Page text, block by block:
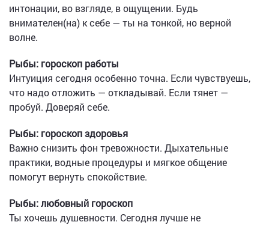
интонации, во взгляде, в ощущении. Будь
внимателен(на) к себе — ты на тонкой, но верной
волне.
Рыбы: гороскоп работы
Интуиция сегодня особенно точна. Если чувствуешь,
что надо отложить — откладывай. Если тянет —
пробуй. Доверяй себе.
Рыбы: гороскоп здоровья
Важно снизить фон тревожности. Дыхательные
практики, водные процедуры и мягкое общение
помогут вернуть спокойствие.
Рыбы: любовный гороскоп
Ты хочешь душевности. Сегодня лучше не